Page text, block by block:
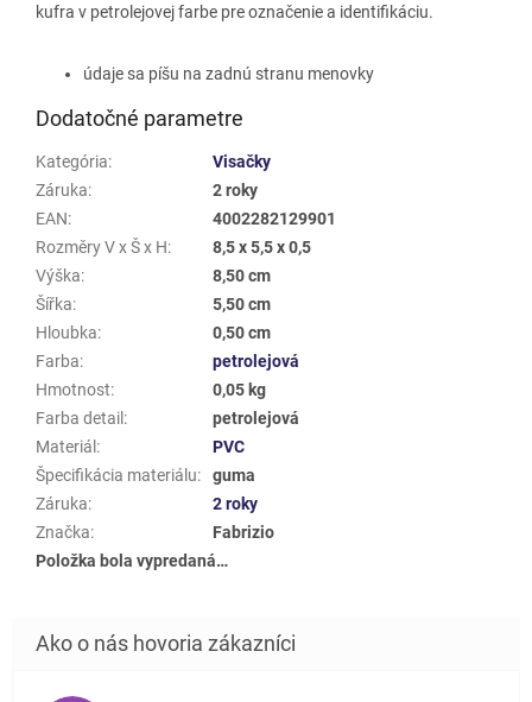
kufra v petrolejovej farbe pre označenie a identifikáciu.
údaje sa píšu na zadnú stranu menovky
Dodatočné parametre
Kategória:
Visačky
Záruka:
2 roky
EAN:
4002282129901
Rozměry V x Š x H:
8,5 x 5,5 x 0,5
Výška:
8,50 cm
Šířka:
5,50 cm
Hloubka:
0,50 cm
Farba:
petrolejová
Hmotnost:
0,05 kg
Farba detail :
petrolejová
Materiál :
PVC
Špecifikácia materiálu:
guma
Záruka:
2 roky
Značka:
Fabrizio
Položka bola vypredaná…